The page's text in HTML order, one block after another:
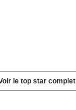
le top star complet